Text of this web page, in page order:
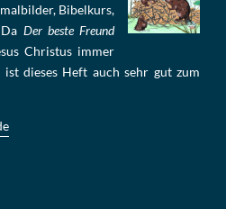
Bi­bel­kurs,
Der beste Freund
Chris­tus im­mer
die­ses Heft auch sehr gut zum